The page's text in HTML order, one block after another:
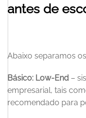
antes de
Abaixo separamos
Básico: Low-End –
empresarial, tais
recomendado para